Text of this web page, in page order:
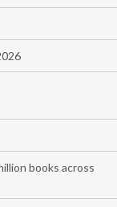
books across